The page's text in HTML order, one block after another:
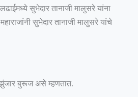
सुभेदार तानाजी मालुसरे यांना
सुभेदार तानाजी मालुसरे यांचे
झुंजार बुरूज असे म्हणतात.